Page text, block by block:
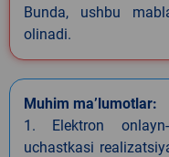
Bunda, ushbu
olinadi.
Muhim ma’lumotlar:
1. Elektron
uchastkasi